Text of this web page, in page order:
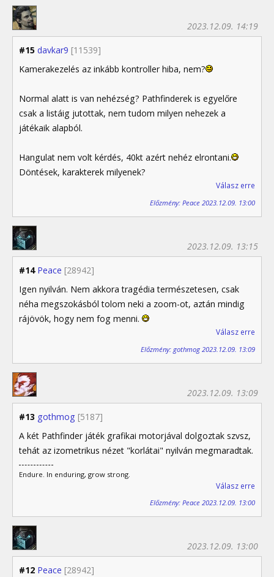
#15 davkar9 [11539]
2023.12.09. 14:19
Kamerakezelés az inkább kontroller hiba, nem?
Normal alatt is van nehézség? Pathfinderek is egyelőre
csak a listáig jutottak, nem tudom milyen nehezek a
játékaik alapból.
Hangulat nem volt kérdés, 40kt azért nehéz elrontani.
Döntések, karakterek milyenek?
Válasz erre
Előzmény: Peace 2023.12.09. 13:00
#14 Peace [28942]
2023.12.09. 13:15
Igen nyilván. Nem akkora tragédia természetesen, csak
néha megszokásból tolom neki a zoom-ot, aztán mindig
rájövök, hogy nem fog menni.
Válasz erre
Előzmény: gothmog 2023.12.09. 13:09
#13 gothmog [5187]
2023.12.09. 13:09
A két Pathfinder játék grafikai motorjával dolgoztak szvsz,
tehát az izometrikus nézet "korlátai" nyilván megmaradtak.
Endure. In enduring, grow strong.
Válasz erre
Előzmény: Peace 2023.12.09. 13:00
#12 Peace [28942]
2023.12.09. 13:00